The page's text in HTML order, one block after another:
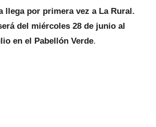
llega por primera vez a La Rural.
del miércoles 28 de junio al
en el Pabellón Verde.